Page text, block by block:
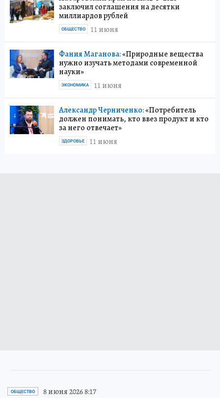
заключил соглашения на десятки
миллиардов рублей
11 июня
ОБЩЕСТВО
Фания Маганова:«Природные вещества
нужно изучать методами современной
науки»
11 июня
ЭКОНОМИКА
Александр Черниченко:«Потребитель
должен понимать, кто ввез продукт и кто
за него отвечает»
11 июня
ЗДОРОВЬЕ
ОБЩЕСТВО 8 июня 2026 8:17